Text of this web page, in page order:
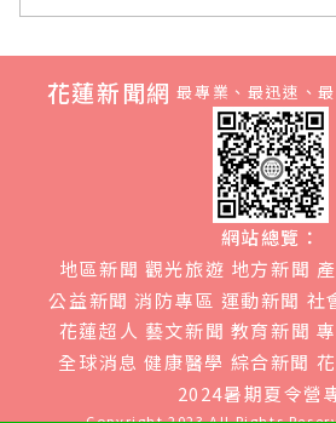
花蓮新聞網 最專業、最迅速、
網站總覽：
地區新聞 觀光旅遊 地方新聞
公益新聞 消防專區 運動新聞 社
花蓮超人 藝文新聞 教育新聞
全球消息 健康醫學 綜合新聞
2024暑期夏令營